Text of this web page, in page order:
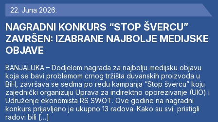
22. Juna 2026.
NAGRADNI KONKURS “STOP ŠVERCU”
ZAVRŠEN: IZABRANE NAJBOLJE MEDIJSKE
OBJAVE
BANJALUKA – Dodjelom nagrada za najbolju medijsku objavu
koja se bavi problemom crnog tržišta duvanskih proizvoda u
BiH, završava se sedma po redu kampanja “Stop švercu” koju
zajednički organizuju Uprava za indirektno oporezivanje (UIO) i
Udruženje ekonomista RS SWOT. Ove godine na nagradni
konkurs prijavljeno je ukupno 13 radova. Kako su svi pristigli
radovi bili […]